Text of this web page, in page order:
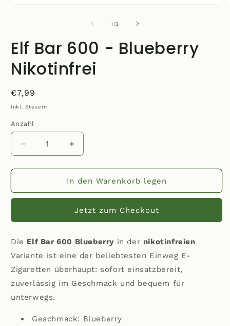
1 /von
2
Elf Bar 600 - Blueberry
Nikotinfrei
Normaler
Preis
€7,99
Inkl. Steuern.
Anzahl
Anzahl
Verringere
die
Menge
Elf
-
Nikotinfrei
Erhöhe
die
Menge
für
Elf
600
-
Nikotinfrei
In den Warenkorb legen
Jetzt zum Checkout
Die Elf Bar 600 Blueberry in der nikotinfreien
Variante ist eine der beliebtesten Einweg E-
Zigaretten überhaupt: sofort einsatzbereit,
zuverlässig im Geschmack und bequem für
unterwegs.
Geschmack: Blueberry